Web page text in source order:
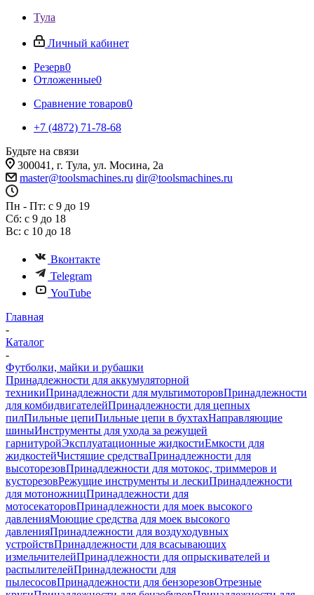
Тула
Личный кабинет
Резерв0
Отложенные0
Сравнение товаров0
+7 (4872) 71-78-68
Будьте на связи
300041, г. Тула, ул. Мосина, 2а
master@toolsmachines.ru dir@toolsmachines.ru
Пн - Пт: с 9 до 19
Сб: с 9 до 18
Вс: с 10 до 18
Вконтакте
Telegram
YouTube
Главная
-
Каталог
-
Футболки, майки и рубашки
Принадлежности для аккумуляторной
техникиПринадлежности для мультимоторовПринадлежности
для комбидвигателейПринадлежности для цепных
пилПильные цепиПильные цепи в бухтахНаправляющие
шиныИнструменты для ухода за режущей
гарнитуройЭксплуатационные жидкостиЕмкости для
жидкостейЧистящие средстваПринадлежности для
высоторезовПринадлежности для мотокос, триммеров и
кусторезовРежущие инструменты и лескиПринадлежности
для мотоножницПринадлежности для
мотосекаторовПринадлежности для моек высокого
давленияМоющие средства для моек высокого
давленияПринадлежности для воздуходувных
устройствПринадлежности для всасывающих
измельчителейПринадлежности для опрыскивателей и
распылителейПринадлежности для
пылесосовПринадлежности для бензорезовОтрезные